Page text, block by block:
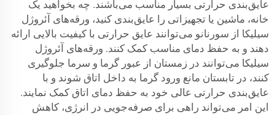
عایق‌بندی حرارتی بسیار مناسب می‌باشند. چه بخواهید یک
خانه، ماشین یا تجهیزاتی را عایق‌بندی کنید، ورقه‌های آئروژل
سیلیکا از سورنانو می‌توانند عایق حرارتی با کیفیت بالایی ارائه
دهند و به حفظ دمای مناسب کمک کنند. ورقه‌های آئروژل
سیلیکا می‌توانند در زمستان از عبور گرما و سرما جلوگیری
کنند، در تابستان مانع ورود گرما به داخل اتاق شوند و با
عایق‌بندی حرارتی عالی خود به حفظ دمای اتاق کمک نمایند.
این امر می‌تواند راهی برای صرفه‌جویی در انرژی، کاهش